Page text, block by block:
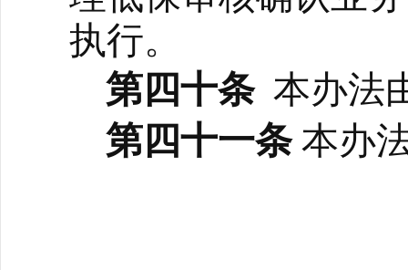
执行。
第四十条 本办法
第四十一条 本办